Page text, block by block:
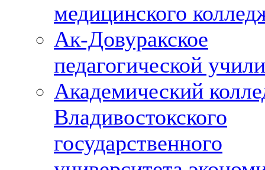
медицинского
Ак-Довуракское
педагогической
Академический
Владивостокского
государственного